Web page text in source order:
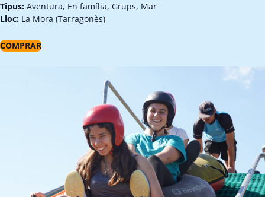
Tipus: Aventura, En família, Grups, Mar
Lloc: La Mora (Tarragonès)
COMPRAR